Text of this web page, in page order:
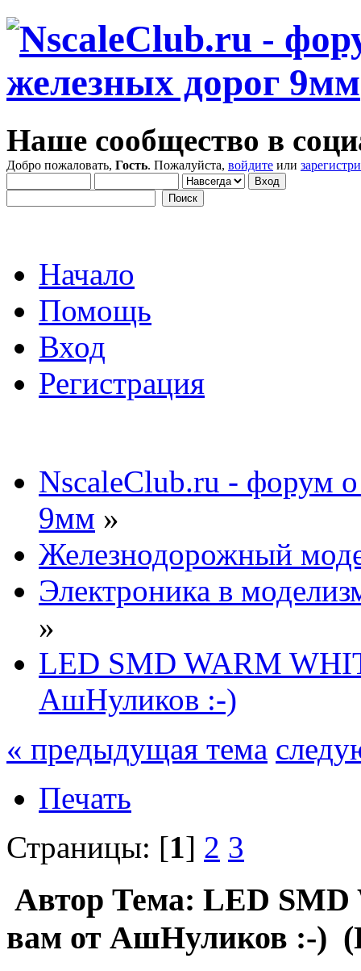
Наше сообщество в
Добро пожаловать, Гость. Пожалуйста, войдите или
Начало
Помощь
Вход
Регистрация
NscaleClub.ru - форум
9мм »
Железнодорожный
Электроника в
»
LED SMD WARM
АшНуликов :-)
« предыдущая тема
Печать
Страницы: [1] 2 3
Автор Тема: LED
вам от АшНуликов :-)